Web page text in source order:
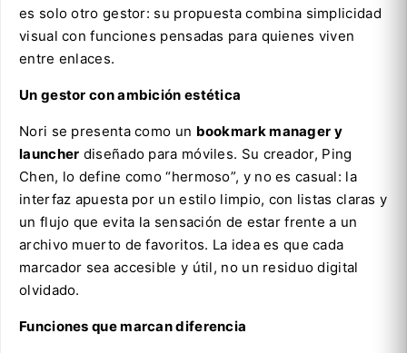
es solo otro gestor: su propuesta combina simplicidad
visual con funciones pensadas para quienes viven
entre enlaces.
Un gestor con ambición estética
Nori se presenta como un bookmark manager y
launcher diseñado para móviles. Su creador, Ping
Chen, lo define como “hermoso”, y no es casual: la
interfaz apuesta por un estilo limpio, con listas claras y
un flujo que evita la sensación de estar frente a un
archivo muerto de favoritos. La idea es que cada
marcador sea accesible y útil, no un residuo digital
olvidado.
Funciones que marcan diferencia